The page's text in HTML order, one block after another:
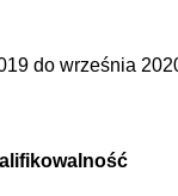
do września